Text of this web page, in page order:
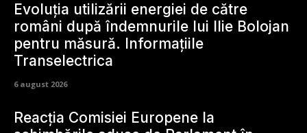
Evoluția utilizării energiei de către
români după îndemnurile lui Ilie Bolojan
pentru măsură. Informațiile
Transelectrica
6 august 2026
Reacția Comisiei Europene la